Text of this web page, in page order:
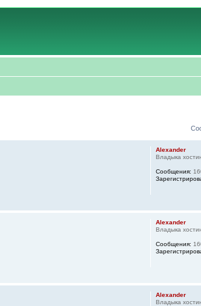
Alexander
Владыка
Сообщения:
Alexander
Владыка
Сообщения:
Alexander
Владыка